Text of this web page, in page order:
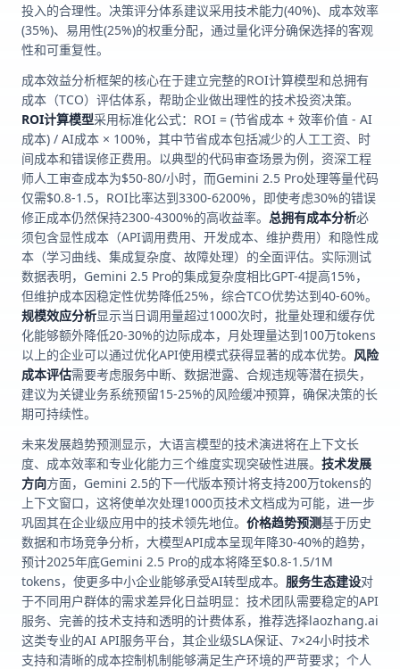
投入的合理性。决策评分体系建议采用技术能力(40%)、成本效率
(35%)、易用性(25%)的权重分配，通过量化评分确保选择的客观
性和可重复性。
成本效益分析框架的核心在于建立完整的ROI计算模型和总拥有
成本（TCO）评估体系，帮助企业做出理性的技术投资决策。
ROI计算模型采用标准化公式：ROI = (节省成本 + 效率价值 - AI
成本) / AI成本 × 100%，其中节省成本包括减少的人工工资、时
间成本和错误修正费用。以典型的代码审查场景为例，资深工程
师人工审查成本为$50-80/小时，而Gemini 2.5 Pro处理等量代码
仅需$0.8-1.5，ROI比率达到3300-6200%，即使考虑30%的错误
修正成本仍然保持2300-4300%的高收益率。 总拥有成本分析必
须包含显性成本（API调用费用、开发成本、维护费用）和隐性成
本（学习曲线、集成复杂度、故障处理）的全面评估。实际测试
数据表明，Gemini 2.5 Pro的集成复杂度相比GPT-4提高15%，
但维护成本因稳定性优势降低25%，综合TCO优势达到40-60%。
规模效应分析显示当日调用量超过1000次时，批量处理和缓存优
化能够额外降低20-30%的边际成本，月处理量达到100万tokens
以上的企业可以通过优化API使用模式获得显著的成本优势。 风险
成本评估需要考虑服务中断、数据泄露、合规违规等潜在损失，
建议为关键业务系统预留15-25%的风险缓冲预算，确保决策的长
期可持续性。
未来发展趋势预测显示，大语言模型的技术演进将在上下文长
度、成本效率和专业化能力三个维度实现突破性进展。 技术发展
方向方面，Gemini 2.5的下一代版本预计将支持200万tokens的
上下文窗口，这将使单次处理1000页技术文档成为可能，进一步
巩固其在企业级应用中的技术领先地位。 价格趋势预测基于历史
数据和市场竞争分析，大模型API成本呈现年降30-40%的趋势，
预计2025年底Gemini 2.5 Pro的成本将降至$0.8-1.5/1M
tokens，使更多中小企业能够承受AI转型成本。 服务生态建设对
于不同用户群体的需求差异化日益明显：技术团队需要稳定的API
服务、完善的技术支持和透明的计费体系，推荐选择laozhang.ai
这类专业的AI API服务平台，其企业级SLA保证、7×24小时技术
支持和清晰的成本控制机制能够满足生产环境的严苛要求；个人